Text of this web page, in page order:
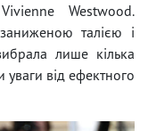
Westwood.
талією і
лише кілька
уваги від ефектного